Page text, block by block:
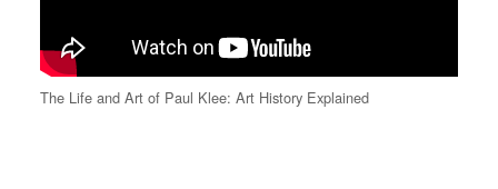
The Life and Art of Paul Klee: Art History Explained